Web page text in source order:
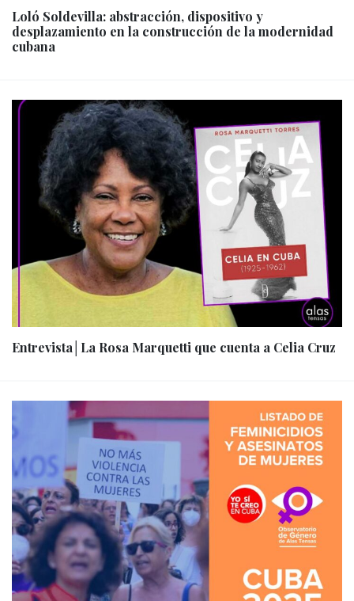
Loló Soldevilla: abstracción, dispositivo y
desplazamiento en la construcción de la modernidad
cubana
Entrevista│La Rosa Marquetti que cuenta a Celia Cruz